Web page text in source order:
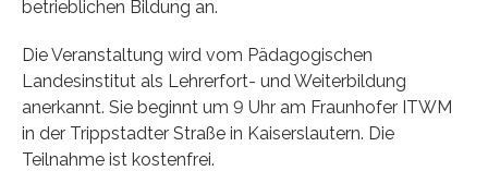
betrieblichen Bildung an.
Die Veranstaltung wird vom Pädagogischen
Landesinstitut als Lehrerfort- und Weiterbildung
anerkannt. Sie beginnt um 9 Uhr am Fraunhofer ITWM
in der Trippstadter Straße in Kaiserslautern. Die
Teilnahme ist kostenfrei.